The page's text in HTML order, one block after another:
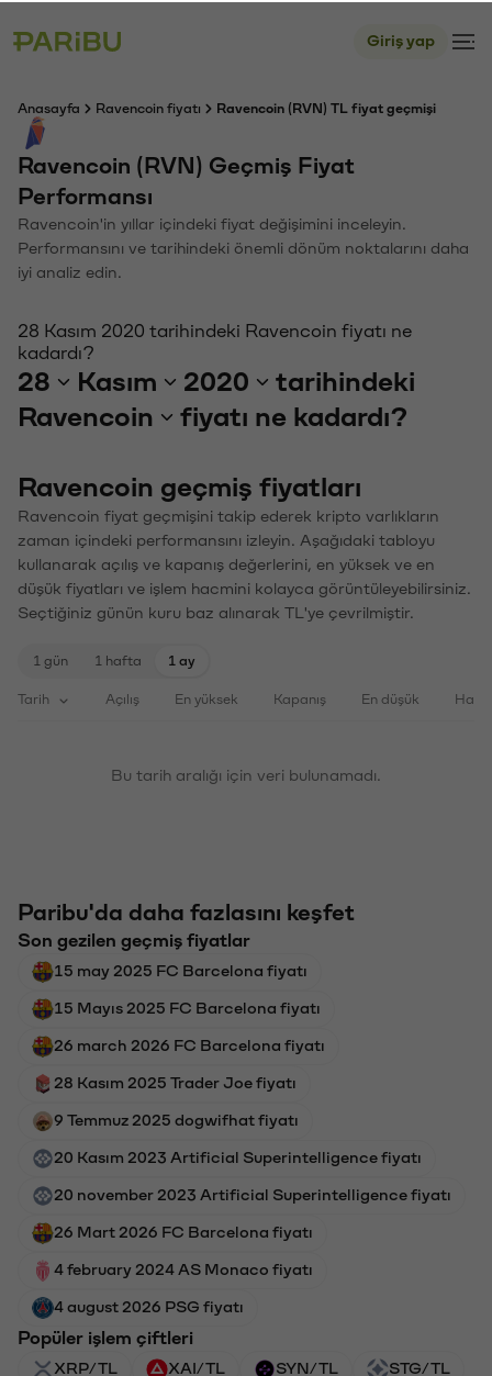
Giriş yap
Anasayfa Ravencoin fiyatı Ravencoin (RVN) TL fiyat geçmişi
Ravencoin (RVN) Geçmiş Fiyat
Performansı
Ravencoin'in yıllar içindeki fiyat değişimini inceleyin.
Performansını ve tarihindeki önemli dönüm noktalarını daha
iyi analiz edin.
28 Kasım 2020 tarihindeki Ravencoin fiyatı ne
kadardı?
28 Kasım 2020
tarihindeki
Ravencoin
fiyatı ne kadardı?
Ravencoin geçmiş fiyatları
Ravencoin fiyat geçmişini takip ederek kripto varlıkların
zaman içindeki performansını izleyin. Aşağıdaki tabloyu
kullanarak açılış ve kapanış değerlerini, en yüksek ve en
düşük fiyatları ve işlem hacmini kolayca görüntüleyebilirsiniz.
Seçtiğiniz günün kuru baz alınarak TL'ye çevrilmiştir.
1 gün 1 hafta 1 ay
Tarih Açılış En yüksek Kapanış En düşük
Bu tarih aralığı için veri bulunamadı.
Paribu'da daha fazlasını keşfet
Son gezilen geçmiş fiyatlar
15 may 2025 FC Barcelona fiyatı
15 Mayıs 2025 FC Barcelona fiyatı
26 march 2026 FC Barcelona fiyatı
28 Kasım 2025 Trader Joe fiyatı
9 Temmuz 2025 dogwifhat fiyatı
20 Kasım 2023 Artificial Superintelligence fiyatı
20 november 2023 Artificial Superintelligence fiyatı
26 Mart 2026 FC Barcelona fiyatı
4 february 2024 AS Monaco fiyatı
4 august 2026 PSG fiyatı
Popüler işlem çiftleri
XRP/TL XAI/TL SYN/TL STG/TL